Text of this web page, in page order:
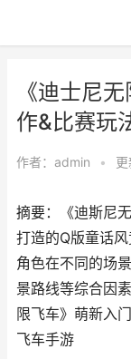
《迪士尼
作&比赛玩
作者： admin •
摘要：《迪斯尼
打造的Q版童话
角色在不同的场
景路线等综合因
限飞车》萌新入
飞车手游